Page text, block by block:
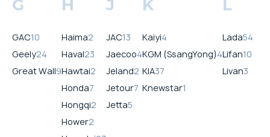
G
GAC10
Geely24
Great Wall9
H
Haima2
Haval23
Hawtai2
Honda7
Hongqi2
Hower2
J
JAC13
Jaecoo4
Jeland2
Jetour7
Jetta5
K
Kaiyi4
KGM (SsangYong)4
KIA37
Knewstar1
L
Lada54
Lifan10
Livan3